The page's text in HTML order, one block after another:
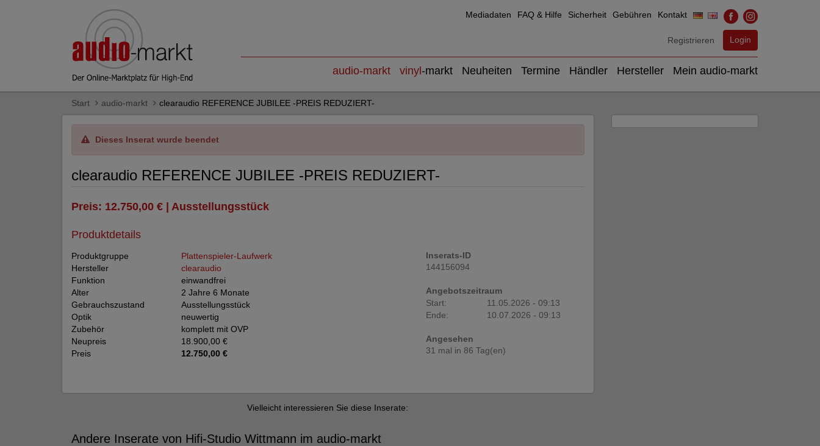
Mediadaten FAQ & Hilfe Sicherheit Gebühren Kontakt
Registrieren Login
audio-markt vinyl -markt Neuheiten Termine Händler Hersteller Mein audio-markt
Start audio-markt clearaudio REFERENCE JUBILEE -PREIS REDUZIERT-
Dieses Inserat wurde beendet
clearaudio REFERENCE JUBILEE -PREIS REDUZIERT-
Preis: 12.750,00 € | Ausstellungsstück
Produktdetails
Produktgruppe
Plattenspieler-Laufwerk
Hersteller
clearaudio
Funktion
einwandfrei
Alter
2 Jahre 6 Monate
Gebrauchszustand
Ausstellungsstück
Optik
neuwertig
Zubehör
komplett mit OVP
Neupreis
18.900,00 €
Preis
12.750,00 €
Inserats-ID
144156094
Angebotszeitraum
Start:
11.05.2026 - 09:13
Ende:
10.07.2026 - 09:13
Angesehen
31 mal in 86 Tag(en)
Vielleicht interessieren Sie diese Inserate:
Andere Inserate von Hifi-Studio Wittmann im audio-markt